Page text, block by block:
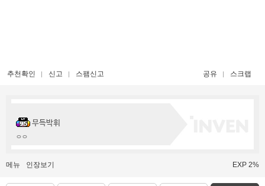
추천확인 신고 스팸신고 공유 스크랩
무득박휘
ㅇㅇ
메뉴 인장보기 EXP 2%